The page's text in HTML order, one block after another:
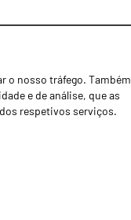
o nosso tráfego. Também
e de análise, que as
respetivos serviços.